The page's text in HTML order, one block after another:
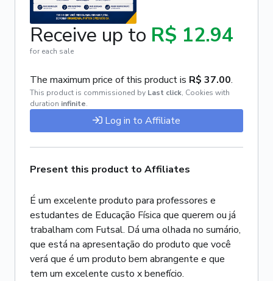
Receive up to R$ 12.94
for each sale
The maximum price of this product is R$ 37.00.
This product is commissioned by Last click, Cookies with
duration infinite.
Log in to Affiliate
Present this product to Affiliates
É um excelente produto para professores e
estudantes de Educação Física que querem ou já
trabalham com Futsal. Dá uma olhada no sumário,
que está na apresentação do produto que você
verá que é um produto bem abrangente e que
tem um excelente custo x benefício.